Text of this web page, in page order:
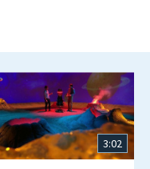
3:02